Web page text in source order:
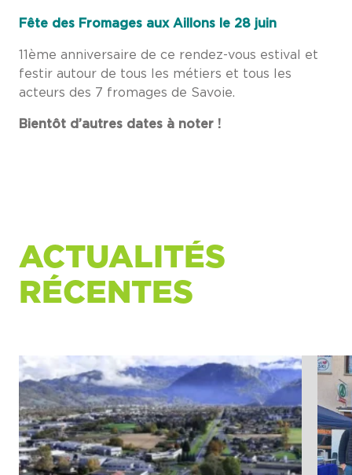
Fête des Fromages aux Aillons l e 28 juin
11ème anniversaire de ce rendez-vous estival et
festir autour de tous les métiers et tous les
acteurs des 7 fromages de Savoie.
Bientôt d’autres dates à noter !
ACTUALITÉS
RÉCENTES